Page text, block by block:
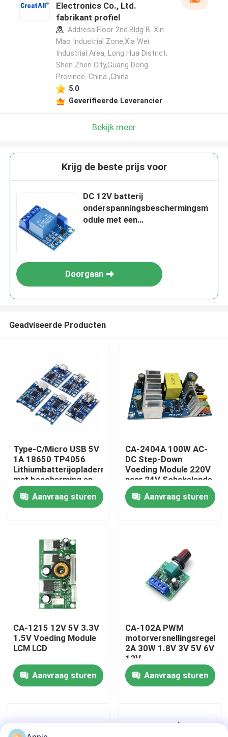
Producten
Over Ons
Fabriekstour
Kwaliteitscontrole
Neem contact met ons op
Nieuws
Gevallen
Versterkerbordmodule
Electronics Co., Ltd.
fabrikant profiel
Address:Floor 2nd.Bldg B. Xin
Mao Industrial Zone,Xia Wei
Industrial Area, Long Hua District,
Shen Zhen City,Guang Dong
Province. China ,China
5.0
Geverifieerde Leverancier
Bekijk meer
Krijg de beste prijs voor
DC 12V batterij
onderspanningsbeschermingsm
odule met een
Doorgaan
Geadviseerde Producten
Type-C/Micro USB 5V
1A 18650 TP4056
Lithiumbatterijopladermodule
met bescherming en
dubbele functies
Aanvraag sturen
CA-2404A 100W AC-
DC Step-Down
Voeding Module 220V
naar 24V Schakelende
Voeding
Aanvraag sturen
CA-1215 12V 5V 3.3V
1.5V Voeding Module
LCM LCD
Aanvraag sturen
CA-102A PWM
motorversnellingsregelaar
2A 30W 1.8V 3V 5V 6V
12V
Aanvraag sturen